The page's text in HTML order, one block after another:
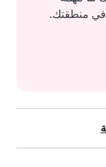
في منطقتك.